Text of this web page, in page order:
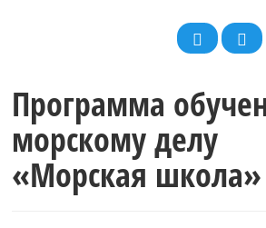
Программа
морскому делу
«Морская школа»